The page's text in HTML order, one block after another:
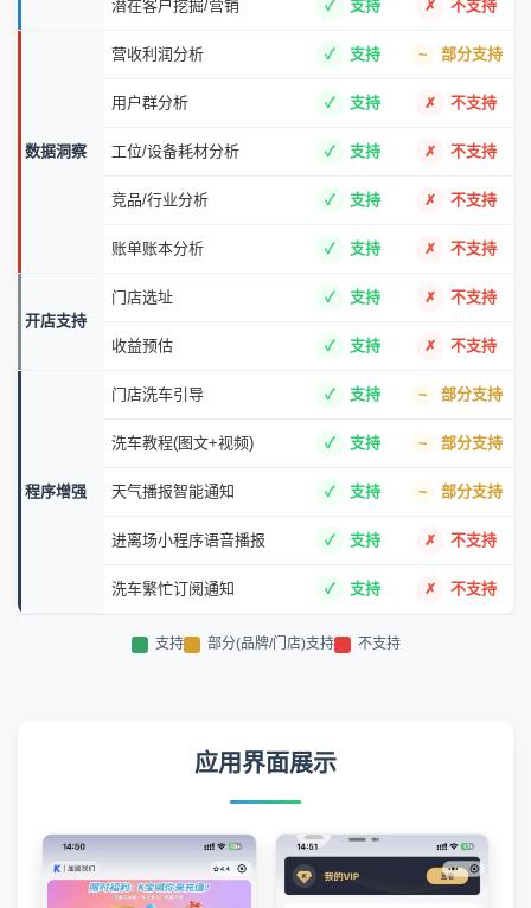
潜在客户挖掘/营销 支持 不支持
数据洞察
营收利润分析 支持 部分支持
用户群分析 支持 不支持
工位/设备耗材分析 支持 不支持
竞品/行业分析 支持 不支持
账单账本分析 支持 不支持
开店支持
门店选址 支持 不支持
收益预估 支持 不支持
程序增强
门店洗车引导 支持 部分支持
洗车教程(图文+视频) 支持 部分支持
天气播报智能通知 支持 部分支持
进离场小程序语音播报 支持 不支持
洗车繁忙订阅通知 支持 不支持
支持 部分(品牌/门店)支持 不支持
应用界面展示